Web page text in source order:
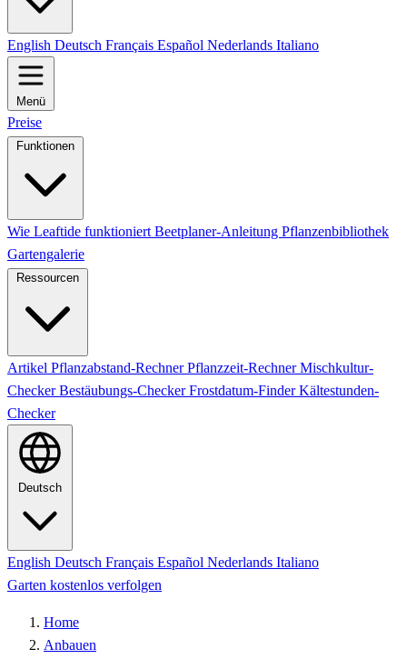
English Deutsch Français Español Nederlands Italiano
Menü
Preise
Funktionen
Wie Leaftide funktioniert Beetplaner-Anleitung Pflanzenbibliothek
Gartengalerie
Ressourcen
Artikel Pflanzabstand-RechnerPflanzzeit-RechnerMischkultur-
CheckerBestäubungs-CheckerFrostdatum-FinderKältestunden-
Checker
Deutsch
English Deutsch Français Español Nederlands Italiano
Garten kostenlos verfolgen
Home
Anbauen